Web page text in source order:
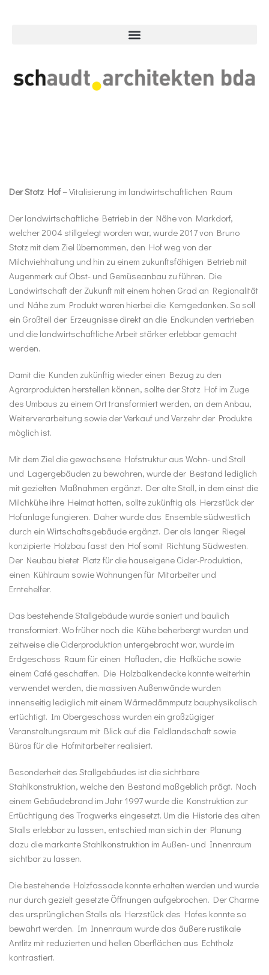
Der Stotz Hof –Vitalisierung im landwirtschaftlichen Raum
Der landwirtschaftliche Betrieb in der Nähe von Markdorf,
welcher 2004 stillgelegt worden war, wurde 2017 von Bruno
Stotz mit dem Ziel übernommen, den Hof weg von der
Milchviehhaltung und hin zu einem zukunftsfähigen Betrieb mit
Augenmerk auf Obst- und Gemüseanbau zu führen. Die
Landwirtschaft der Zukunft mit einem hohen Grad an Regionalität
und Nähe zum Produkt waren hierbei die Kerngedanken. So soll
ein Großteil der Erzeugnisse direkt an die Endkunden vertrieben
und die landwirtschaftliche Arbeit stärker erlebbar gemacht
werden.
Damit die Kunden zukünftig wieder einen Bezug zu den
Agrarprodukten herstellen können, sollte der Stotz Hof im Zuge
des Umbaus zu einem Ort transformiert werden, an dem Anbau,
Weiterverarbeitung sowie der Verkauf und Verzehr der Produkte
möglich ist.
Mit dem Ziel die gewachsene Hofstruktur aus Wohn- und Stall
und Lagergebäuden zu bewahren, wurde der Bestand lediglich
mit gezielten Maßnahmen ergänzt. Der alte Stall, in dem einst die
Milchkühe ihre Heimat hatten, sollte zukünftig als Herzstück der
Hofanlage fungieren. Daher wurde das Ensemble südwestlich
durch ein Wirtschaftsgebäude ergänzt. Der als langer Riegel
konzipierte Holzbau fasst den Hof somit Richtung Südwesten.
Der Neubau bietet Platz für die hauseigene Cider-Produktion,
einen Kühlraum sowie Wohnungen für Mitarbeiter und
Erntehelfer.
Das bestehende Stallgebäude wurde saniert und baulich
transformiert. Wo früher noch die Kühe beherbergt wurden und
zeitweise die Ciderproduktion untergebracht war, wurde im
Erdgeschoss Raum für einen Hofladen, die Hofküche sowie
einem Café geschaffen. Die Holzbalkendecke konnte weiterhin
verwendet werden, die massiven Außenwände wurden
innenseitig lediglich mit einem Wärmedämmputz bauphysikalisch
ertüchtigt. Im Obergeschoss wurden ein großzügiger
Veranstaltungsraum mit Blick auf die Feldlandschaft sowie
Büros für die Hofmitarbeiter realisiert.
Besonderheit des Stallgebäudes ist die sichtbare
Stahlkonstruktion, welche den Bestand maßgeblich prägt. Nach
einem Gebäudebrand im Jahr 1997 wurde die Konstruktion zur
Ertüchtigung des Tragwerks eingesetzt. Um die Historie des alten
Stalls erlebbar zu lassen, entschied man sich in der Planung
dazu die markante Stahlkonstruktion im Außen- und Innenraum
sichtbar zu lassen.
Die bestehende Holzfassade konnte erhalten werden und wurde
nur durch gezielt gesetzte Öffnungen aufgebrochen. Der Charme
des ursprünglichen Stalls als Herzstück des Hofes konnte so
bewahrt werden. Im Innenraum wurde das äußere rustikale
Antlitz mit reduzierten und hellen Oberflächen aus Echtholz
kontrastiert.